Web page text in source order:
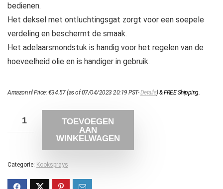
bedienen.
Het deksel met ontluchtingsgat zorgt voor een soepele
verdeling en beschermt de smaak.
Het adelaarsmondstuk is handig voor het regelen van de
hoeveelheid olie en is handiger in gebruik.
Amazon.nl Price:€34.57(as of 07/04/2023 20:19 PST-Details)&FREE Shipping.
TOEVOEGEN
AAN
WINKELWAGEN
Categorie: Kooksprays